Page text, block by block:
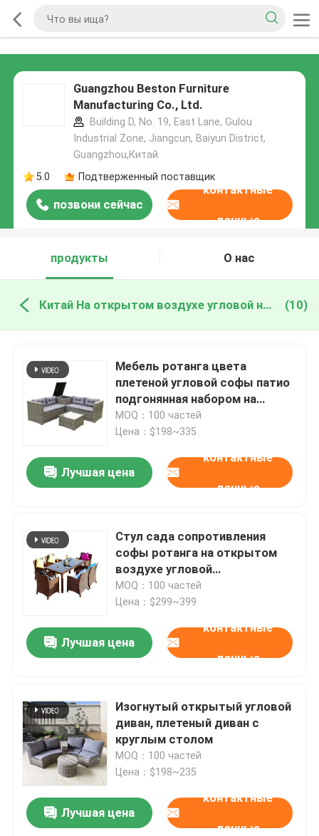
Guangzhou Beston Furniture
Manufacturing Co., Ltd.
Building D, No. 19, East Lane, Gulou
Industrial Zone, Jiangcun, Baiyun District,
Guangzhou,Китай
5.0
Подтверженный поставщик
позвони сейчас
контактные
данные
продукты О нас
Китай На открытом воздухе угловой набор софы (10)
Мебель ротанга цвета
плетеной угловой софы патио
подгонянная набором на
открытом воздухе
MOQ：100 частей
Цена：$198~335
Лучшая цена
контактные
данные
Стул сада сопротивления
софы ротанга на открытом
воздухе угловой
установленный
водоустойчивый высокий
современный
MOQ：100 частей
Цена：$299~399
Лучшая цена
контактные
данные
Изогнутый открытый угловой
диван, плетеный диван с
круглым столом
MOQ：100 частей
Цена：$198~235
Лучшая цена
контактные
данные